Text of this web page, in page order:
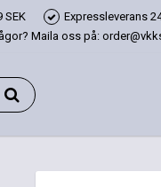
SEK Expressleverans
Maila oss på: